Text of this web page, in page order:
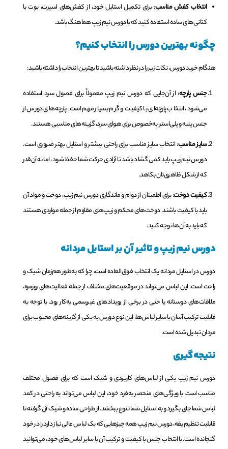
انتخاب کفش مناسب: برای تکمیل استایل خود، از کفش‌های اسپرت، بوت یا
کتانی‌های ساده استفاده کنید که با دورس نیم زیپ هماهنگ باشد.
چگونه بهترین دورس را انتخاب کنیم؟
هنگام خرید دورس، نکات زیر را در نظر داشته باشید تا بهترین انتخاب را داشته باشید:
جنس پارچه: از آن‌جایی که دورس نیم زیپ معمولاً برای فصول سرد استفاده
می‌شود، انتخاب پارچه‌ای با کیفیت و گرم بسیار مهم است. پارچه‌های دورس از
جنس پنبه و پلی‌استر، به‌خصوص برای هوای سرد، گزینه‌های مناسبی هستند.
سایز مناسب: انتخاب سایز مناسب برای راحتی بیشتر و استایل بهتر ضروری است.
دورس نیم زیپ باید کمی گشاد باشد تا آزادی حرکت شما حفظ شود، اما نه آن‌قدر
که از شکل ظاهری‌تان بکاهد.
کیفیت دوخت: برای اطمینان از دوام و ماندگاری دورس نیم زیپ، دوخت و مواد آن
باید با کیفیت باشند. دوخت‌های محکم و زیپ‌های مقاوم از جمله مواردی هستند
که باید به آن‌ها توجه کنید.
دورس نیم زیپ و تاثیر آن بر استایل مردانه
دورس در استایل مردانه یک انتخاب فوق‌العاده است، چرا که به‌طور هم‌زمان شیک و
راحت است. این لباس می‌تواند در موقعیت‌های مختلف از جمله فعالیت‌های روزمره،
ملاقات‌های دوستانه یا حتی در برخی از رویدادهای غیررسمی به‌کار رود. با توجه به
قابلیت ترکیب آسان با سایر لباس‌ها، این نوع دورس به یکی از گزینه‌های محبوب برای
مردان تبدیل شده است.
نتیجه‌گیری
دورس نیم زیپ یکی از لباس‌های کاربردی و شیک است که برای فصول مختلف
مناسب است. با ویژگی‌های منحصر به‌فرد خود، این لباس می‌تواند به راحتی در کمد
لباس شما جای بگیرد و به استایل شما تنوع ببخشد. از طراحی ساده و شیک آن گرفته تا
قابلیت تنظیم یقه، دورس نیم زیپ همه چیزهایی که یک لباس عالی نیاز دارد را در خود
گنجانده است. با انتخاب جنس با کیفیت و ترکیب آن با سایر لباس‌های خود، می‌توانید